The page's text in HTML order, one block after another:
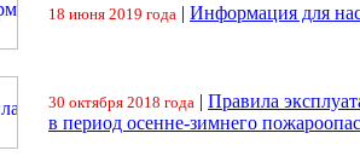
18 июня 2019 года | Информация для
30 октября 2018 года | Правила
в период осенне-зимнего